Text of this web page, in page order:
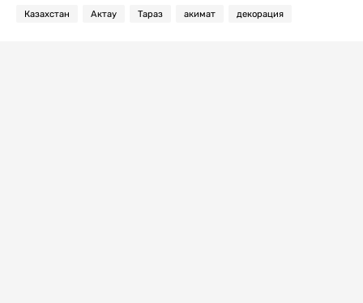
Казахстан Актау Тараз акимат декорация